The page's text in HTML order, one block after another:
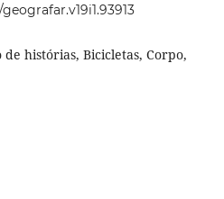
histórias, Bicicletas, Corpo,